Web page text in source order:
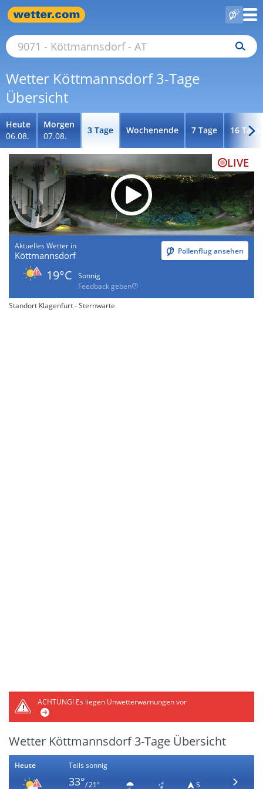
Wetter Köttmannsdorf 3-Tage
Übersicht
Heute
06.08.
Morgen
07.08.
3 Tage Wochenende 7 Tage 16 Tage
LIVE
Aktuelles Wetter in
Köttmannsdorf Pollenflug ansehen
19°C
Sonnig
Feedback geben
Standort Klagenfurt - Sternwarte
ACHTUNG!Es liegen Unwetterwarnungen vor
Wetter Köttmannsdorf 3-Tage Übersicht
Heute Teils sonnig
33°/ 21°
S